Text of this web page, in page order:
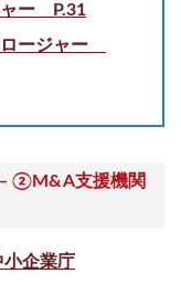
ー P.31
ージャー
②M&A支援機関
企業庁